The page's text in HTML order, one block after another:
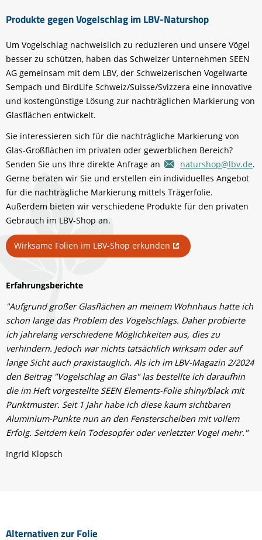
Produkte gegen Vogelschlag im LBV-Naturshop
Um Vogelschlag nachweislich zu reduzieren und unsere Vögel
besser zu schützen, haben das Schweizer Unternehmen SEEN
AG gemeinsam mit dem LBV, der Schweizerischen Vogelwarte
Sempach und BirdLife Schweiz/Suisse/Svizzera eine innovative
und kostengünstige Lösung zur nachträglichen Markierung von
Glasflächen entwickelt.
Sie interessieren sich für die nachträgliche Markierung von
Glas-Großflächen im privaten oder gewerblichen Bereich?
Senden Sie uns Ihre direkte Anfrage an
naturshop@lbv.de.
Gerne beraten wir Sie und erstellen ein individuelles Angebot
für die nachträgliche Markierung mittels Trägerfolie.
Außerdem bieten wir verschiedene Produkte für den privaten
Gebrauch im LBV-Shop an.
Wirksame Folien im LBV-Shop erkunden
Erfahrungsberichte
"Aufgrund großer Glasflächen an meinem Wohnhaus hatte ich
schon lange das Problem des Vogelschlags. Daher probierte
ich jahrelang verschiedene Möglichkeiten aus, dies zu
verhindern. Jedoch war nichts tatsächlich wirksam oder auf
lange Sicht auch praxistauglich. Als ich im LBV-Magazin 2/2024
den Beitrag "Vogelschlag an Glas" las bestellte ich daraufhin
die im Heft vorgestellte SEEN Elements-Folie shiny/black mit
Punktmuster. Seit 1 Jahr habe ich diese kaum sichtbaren
Aluminium-Punkte nun an den Fensterscheiben mit vollem
Erfolg. Seitdem kein Todesopfer oder verletzter Vogel mehr."
Ingrid Klopsch
Alternativen zur Folie